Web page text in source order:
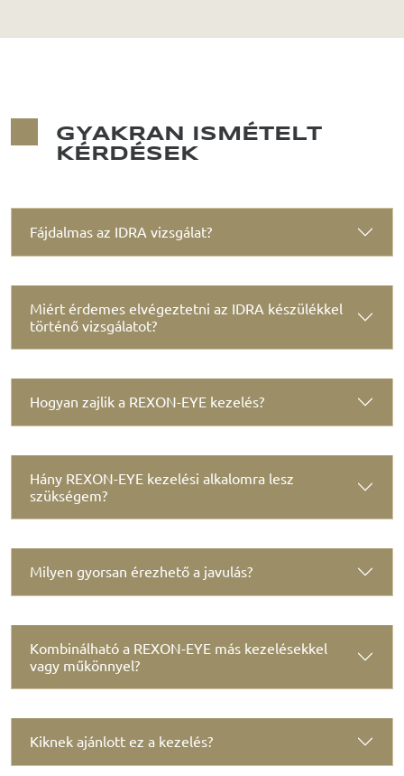
GYAKRAN ISMÉTELT
KÉRDÉSEK
Fájdalmas az IDRA vizsgálat?
Miért érdemes elvégeztetni az IDRA készülékkel
történő vizsgálatot?
Hogyan zajlik a REXON-EYE kezelés?
Hány REXON-EYE kezelési alkalomra lesz
szükségem?
Milyen gyorsan érezhető a javulás?
Kombinálható a REXON-EYE más kezelésekkel
vagy műkönnyel?
Kiknek ajánlott ez a kezelés?